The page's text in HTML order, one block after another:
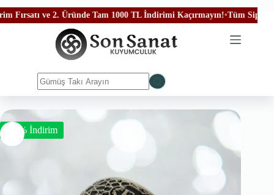
ve 2. Üründe Tam 1000 TL İndirimi Kaçırmayın!•Tüm
-50% İndirim